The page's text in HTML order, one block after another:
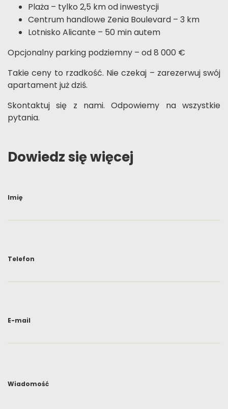
Dowiedz się więcej
Imię
Telefon
E-mail
Wiadomość
Plaża – tylko 2,5 km od inwestycji
Centrum handlowe Zenia Boulevard – 3 km
Lotnisko Alicante – 50 min autem
Opcjonalny parking podziemny – od 8 000 €
Takie ceny to rzadkość. Nie czekaj – zarezerwuj swój
apartament już dziś.
Skontaktuj się z nami. Odpowiemy na wszystkie
pytania.